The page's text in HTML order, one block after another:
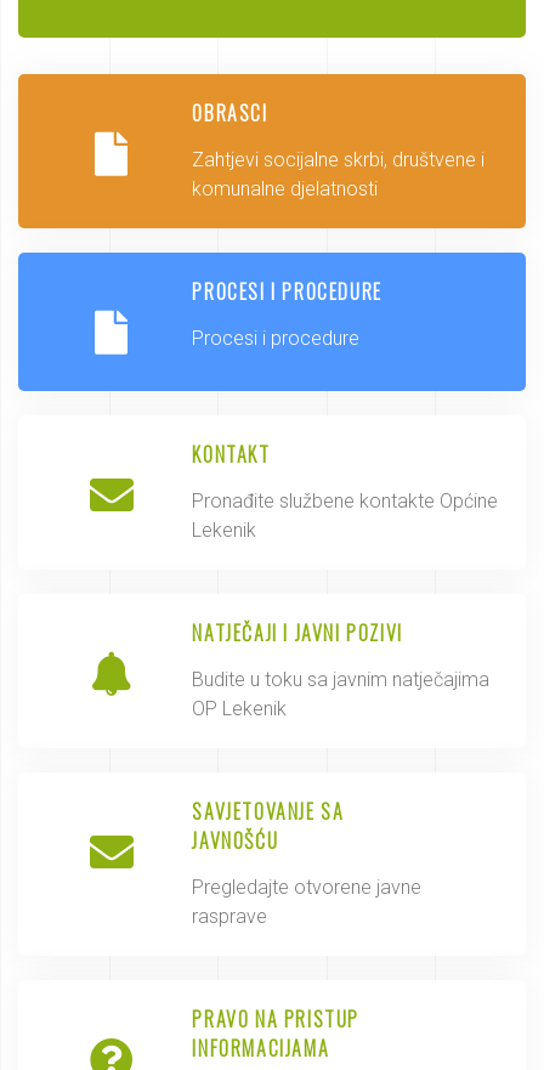
OBRASCI
Zahtjevi socijalne skrbi, društvene i
komunalne djelatnosti
PROCESI I PROCEDURE
Procesi i procedure
KONTAKT
Pronađite službene kontakte Općine
Lekenik
NATJEČAJI I JAVNI POZIVI
Budite u toku sa javnim natječajima
OP Lekenik
SAVJETOVANJE SA
JAVNOŠĆU
Pregledajte otvorene javne
rasprave
PRAVO NA PRISTUP
INFORMACIJAMA